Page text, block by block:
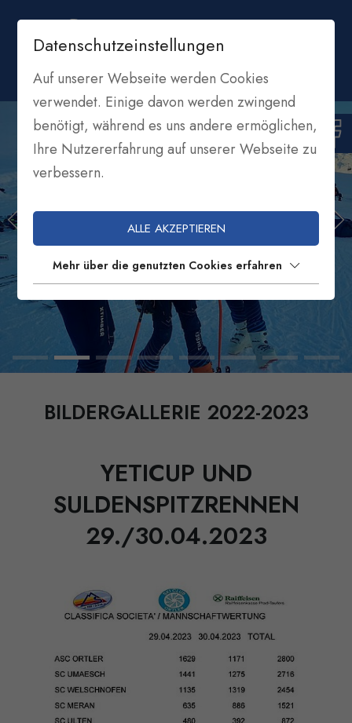
BILDERGALLERIE 2022-2023
YETICUP UND
SULDENSPITZRENNEN
29./30.04.2023
Datenschutzeinstellungen
Auf unserer Webseite werden Cookies
verwendet. Einige davon werden zwingend
benötigt, während es uns andere ermöglichen,
Ihre Nutzererfahrung auf unserer Webseite zu
verbessern.
ALLE AKZEPTIEREN
Mehr über die genutzten Cookies erfahren